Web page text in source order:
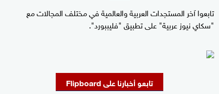
تابعوا آخر المستجدات العربية والعالمية في مختلف المجالات مع
"سكاي نيوز عربية" على تطبيق "فليببورد".
تابعو أخبارنا على Flipboard